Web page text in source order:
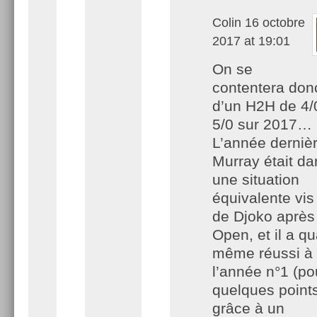
Colin 16 octobre
2017 at 19:01
On se
contentera
d’un H2H de
5/0 sur 2017…
L’année
Murray était
une situation
équivalente
de Djoko après
Open, et il a
même réussi à
l’année n°1
quelques
grâce à un